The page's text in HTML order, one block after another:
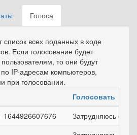
Голоса
вкладка)
список всех поданных в ходе
Если голосование будет
то они будут
IP-адресам компьютеров,
при голосовании.
Голосовать
1644926607676
Затрудняюсь